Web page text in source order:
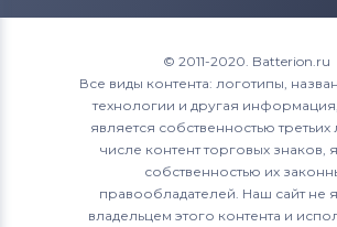
Аккумуляторы для ноутбуков
Аккумуляторы для ноутбуков
Аккумуляторы для ноутбуков
XPS 15
1721
1764
© 2011-2020. Batterion.ru
Все виды контента: логотипы,
технологии и другая
является собственностью третьих
числе контент торговых знаков,
собственностью их
правообладателей. Наш сайт не
владельцем этого контента и